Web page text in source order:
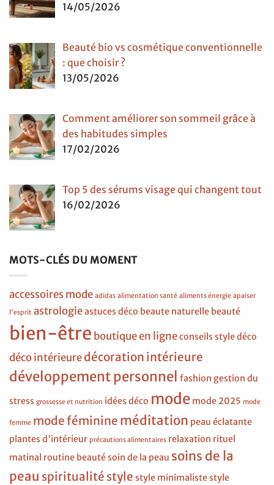
14/05/2026
Beauté bio vs cosmétique conventionnelle
: que choisir ?
13/05/2026
Comment améliorer son sommeil grâce à
des habitudes simples
17/02/2026
Top 5 des sérums visage qui changent tout
16/02/2026
MOTS-CLÉS DU MOMENT
accessoires mode adidas alimentation santé aliments énergie apaiser
l'esprit astrologieastuces déco beaute naturelle beauté
bien-être boutique en ligneconseils styledéco
déco intérieuredécoration intérieure
développement personnel fashion gestion du
stress grossesse et nutrition idées déco mode mode 2025 mode
femme mode féminine méditation peau éclatante
plantes d'intérieur précautions alimentaires relaxation rituel
matinal routine beautésoin de la peau soins de la
peau spiritualité style style minimalistestyle